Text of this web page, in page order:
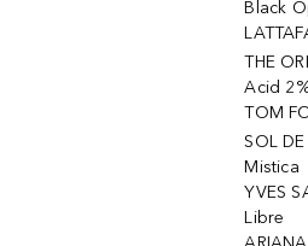
Black
THE
Acid
TOM
SOL
Mistica
YVES
Libre